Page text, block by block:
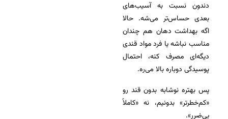
دندون نسبت به آسیب‌های
بعدی حساس‌تر می‌شه. حالا
اگه بهداشت دهان هم چندان
مناسب نباشه یا فرد مواد قندی
دیگه‌ای مصرف کنه، احتمال
پوسیدگی دوباره بالا می‌ره.
پس بهتره نوشابه بدون قند رو
«کم‌خطرتر» بدونیم، نه «کاملاً
بی‌ضرر».